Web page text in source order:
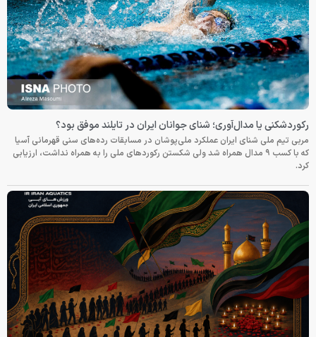
رکوردشکنی یا مدال‌آوری؛ شنای جوانان ایران در تایلند موفق بود؟
مربی تیم ملی شنای ایران عملکرد ملی‌پوشان در مسابقات رده‌های سنی قهرمانی آسیا
که با کسب ۹ مدال همراه شد ولی شکستن رکوردهای ملی را به همراه نداشت، ارزیابی
کرد.